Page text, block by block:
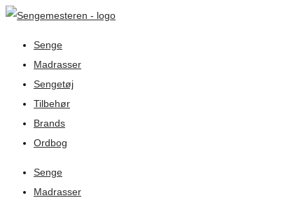
Senge
Madrasser
Sengetøj
Tilbehør
Brands
Ordbog
Senge
Madrasser